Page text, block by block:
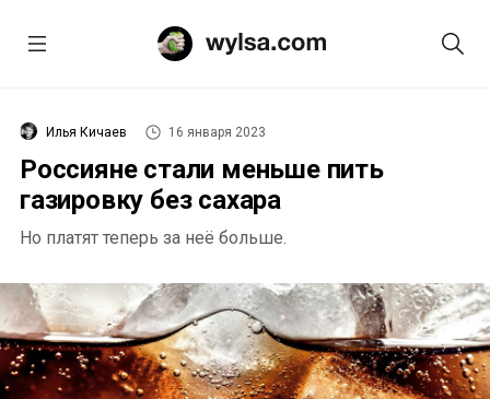
Илья Кичаев 16 января 2023
Россияне стали меньше пить
газировку без сахара
Но платят теперь за неё больше.